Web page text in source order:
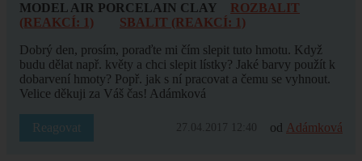
MODEL AIR PORCELAIN CLAY
ROZBALIT
(REAKCÍ: 1)
SBALIT (REAKCÍ: 1)
Dobrý den, prosím, poraďte mi čím slepit tuto hmotu. Když
budu dělat např. květy a chci slepit lístky? Jaké barvy použít k
dobarvení hmoty? Popř. jak s ní pracovat a čemu se vyhnout.
Velice děkuji za Váš čas! Adámková
Reagovat 27.04.2017 12:40 od Adámková